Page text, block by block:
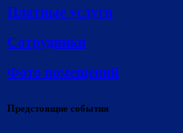
Платные услуги
Сотрудники
Фото помещений
Предстоящие события